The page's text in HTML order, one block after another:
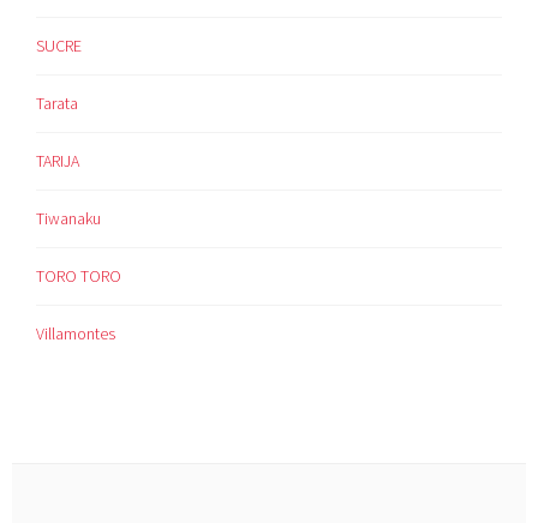
SUCRE
Tarata
TARIJA
Tiwanaku
TORO TORO
Villamontes